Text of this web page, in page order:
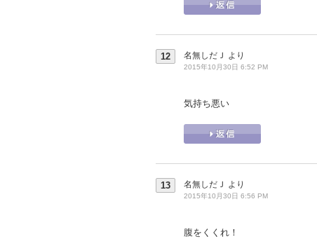
12 名無しだＪ より
2015年10月30日 6:52 PM
気持ち悪い
13 名無しだＪ より
2015年10月30日 6:56 PM
腹をくくれ！